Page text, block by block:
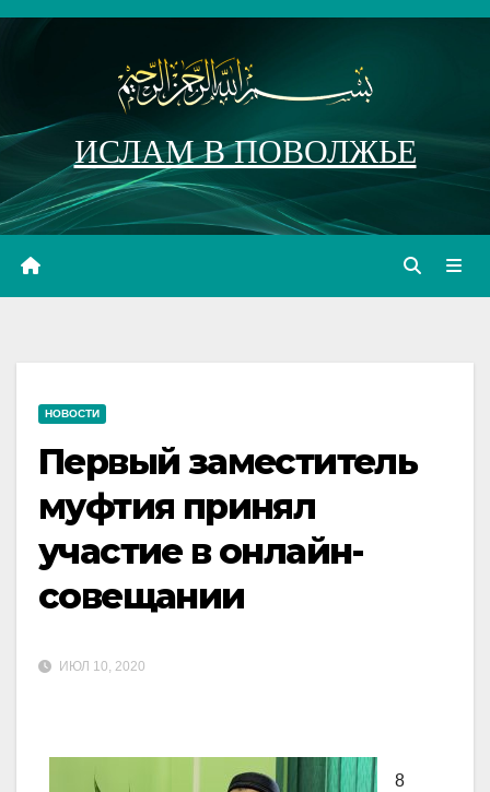
Перейти
ИСЛАМ В ПОВОЛЖЬЕ
НОВОСТИ
Первый заместитель
муфтия принял
участие в онлайн-
совещании
ИЮЛ 10, 2020
8